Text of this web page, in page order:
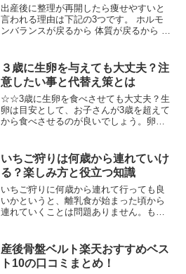
出産後に整理が再開したら痩せやすいと
言われる理由は下記の3つです。 ホルモ
ンバランスが戻るから 体質が戻るから 食
ずれかに該当します。 無理な食事制限を
しているから 卒...
３歳に生卵を与えても大丈夫？注
意したい事と代替え策とは
☆☆3歳に生卵を食べさせても大丈夫？生
卵は目安として、お子さんが3歳を超えて
から食べさせるのが良いでしょう。卵は
が、同時に食中毒を引き起こすことでも
有名な食べ物です。卵の...
いちご狩りは何歳から連れていけ
る？楽しみ方と役立つ知識
いちご狩りに何歳から連れて行っても良
いかというと、離乳食が始まった頃から
連れていくことは問題ありません。もち
頃からすり潰して果汁を飲ませることが
できますので一緒に楽し...
産後骨盤ベルト楽天おすすめベス
ト10の口コミまとめ！